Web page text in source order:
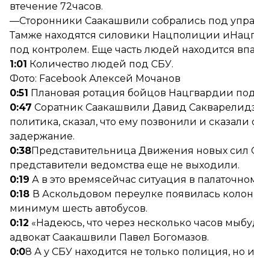
втечение 72часов.
—Сторонники Саакашвили собрались под
Тамже находятся силовики Нацполиции
под контролем. Еще часть людей находится
1:01 Количество людей под СБУ.
Фото: Facebook Алексей Мочанов
0:51 Плановая ротация бойцов Нацгвардии
0:47 Соратник Саакашвили Давид
политика, сказал, что ему позвонили и
задержание.
0:38Представительница Движения новых сил
представители ведомства еще не выходили.
0:19 А в это времясейчас ситуация в
0:18 В Аскольдовом переулке появилась
минимум шесть автобусов.
0:12 «Надеюсь, что через несколько часов
адвокат Саакашвили Павел Богомазов.
0:08 А у СБУ находится не только полиция,